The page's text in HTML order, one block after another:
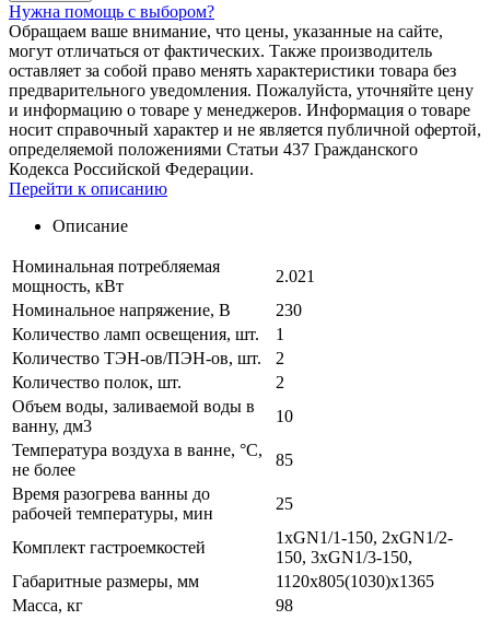
Нужна помощь с выбором?
Обращаем ваше внимание, что цены, указанные на сайте,
могут отличаться от фактических. Также производитель
оставляет за собой право менять характеристики товара без
предварительного уведомления. Пожалуйста, уточняйте цену
и информацию о товаре у менеджеров. Информация о товаре
носит справочный характер и не является публичной офертой,
определяемой положениями Статьи 437 Гражданского
Кодекса Российской Федерации.
Перейти к описанию
Описание
Номинальная потребляемая
мощность, кВт
2.021
Номинальное напряжение, В
230
Количество ламп освещения, шт.
1
Количество ТЭН-ов/ПЭН-ов, шт.
2
Количество полок, шт.
2
Объем воды, заливаемой воды в
ванну, дм3
10
Температура воздуха в ванне, °С,
не более
85
Время разогрева ванны до
рабочей температуры, мин
25
Комплект гастроемкостей
1xGN1/1-150, 2xGN1/2-
150, 3xGN1/3-150,
Габаритные размеры, мм
1120x805(1030)x1365
Масса, кг
98